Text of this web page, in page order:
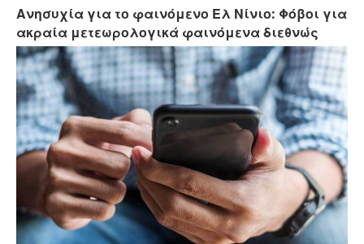
Ανησυχία για το φαινόμενο Ελ Νίνιο: Φόβοι για
ακραία μετεωρολογικά φαινόμενα διεθνώς